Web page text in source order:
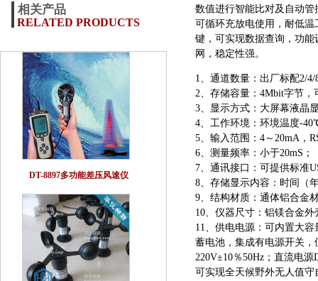
数值进行智能比对及自动
可循环充放电使用，耐低
键，可实现数据查询，功能
网，稳定性强。
1、通道数量：出厂标配2/
2、存储容量：4Mbit字节，
3、显示方式：大屏幕液晶
4、工作环境：环境温度-
5、输入范围：4～20mA，
6、测量频率：小于20mS；
7、通讯接口：可提供标准
8、存储显示内容：时间（
9、结构材质：通体铝合金
10、仪器尺寸：铝镁合金外
11、供电电源：可内置大
蓄电池，集成有电源开关
220V±10％50Hz；直流电
可实现全天候野外无人值守
相关产品
RELATED PRODUCTS
DT-8897多功能差压风速仪